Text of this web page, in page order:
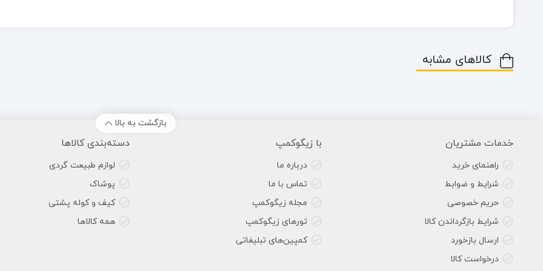
کالاهای مشابه
بازگشت به بالا
خدمات مشتریان
راهنمای خرید
شرایط و ضوابط
حریم خصوصی
شرایط بازگرداندن کالا
ارسال بازخورد
درخواست کالا
با زیگوکمپ
درباره ما
تماس با ما
مجله زیگوکمپ
تورهای زیگوکمپ
کمپین‌های تبلیغاتی
دسته‌بندی کالاها
لوازم طبیعت گردی
پوشاک
کیف و کوله پشتی
همه کالاها